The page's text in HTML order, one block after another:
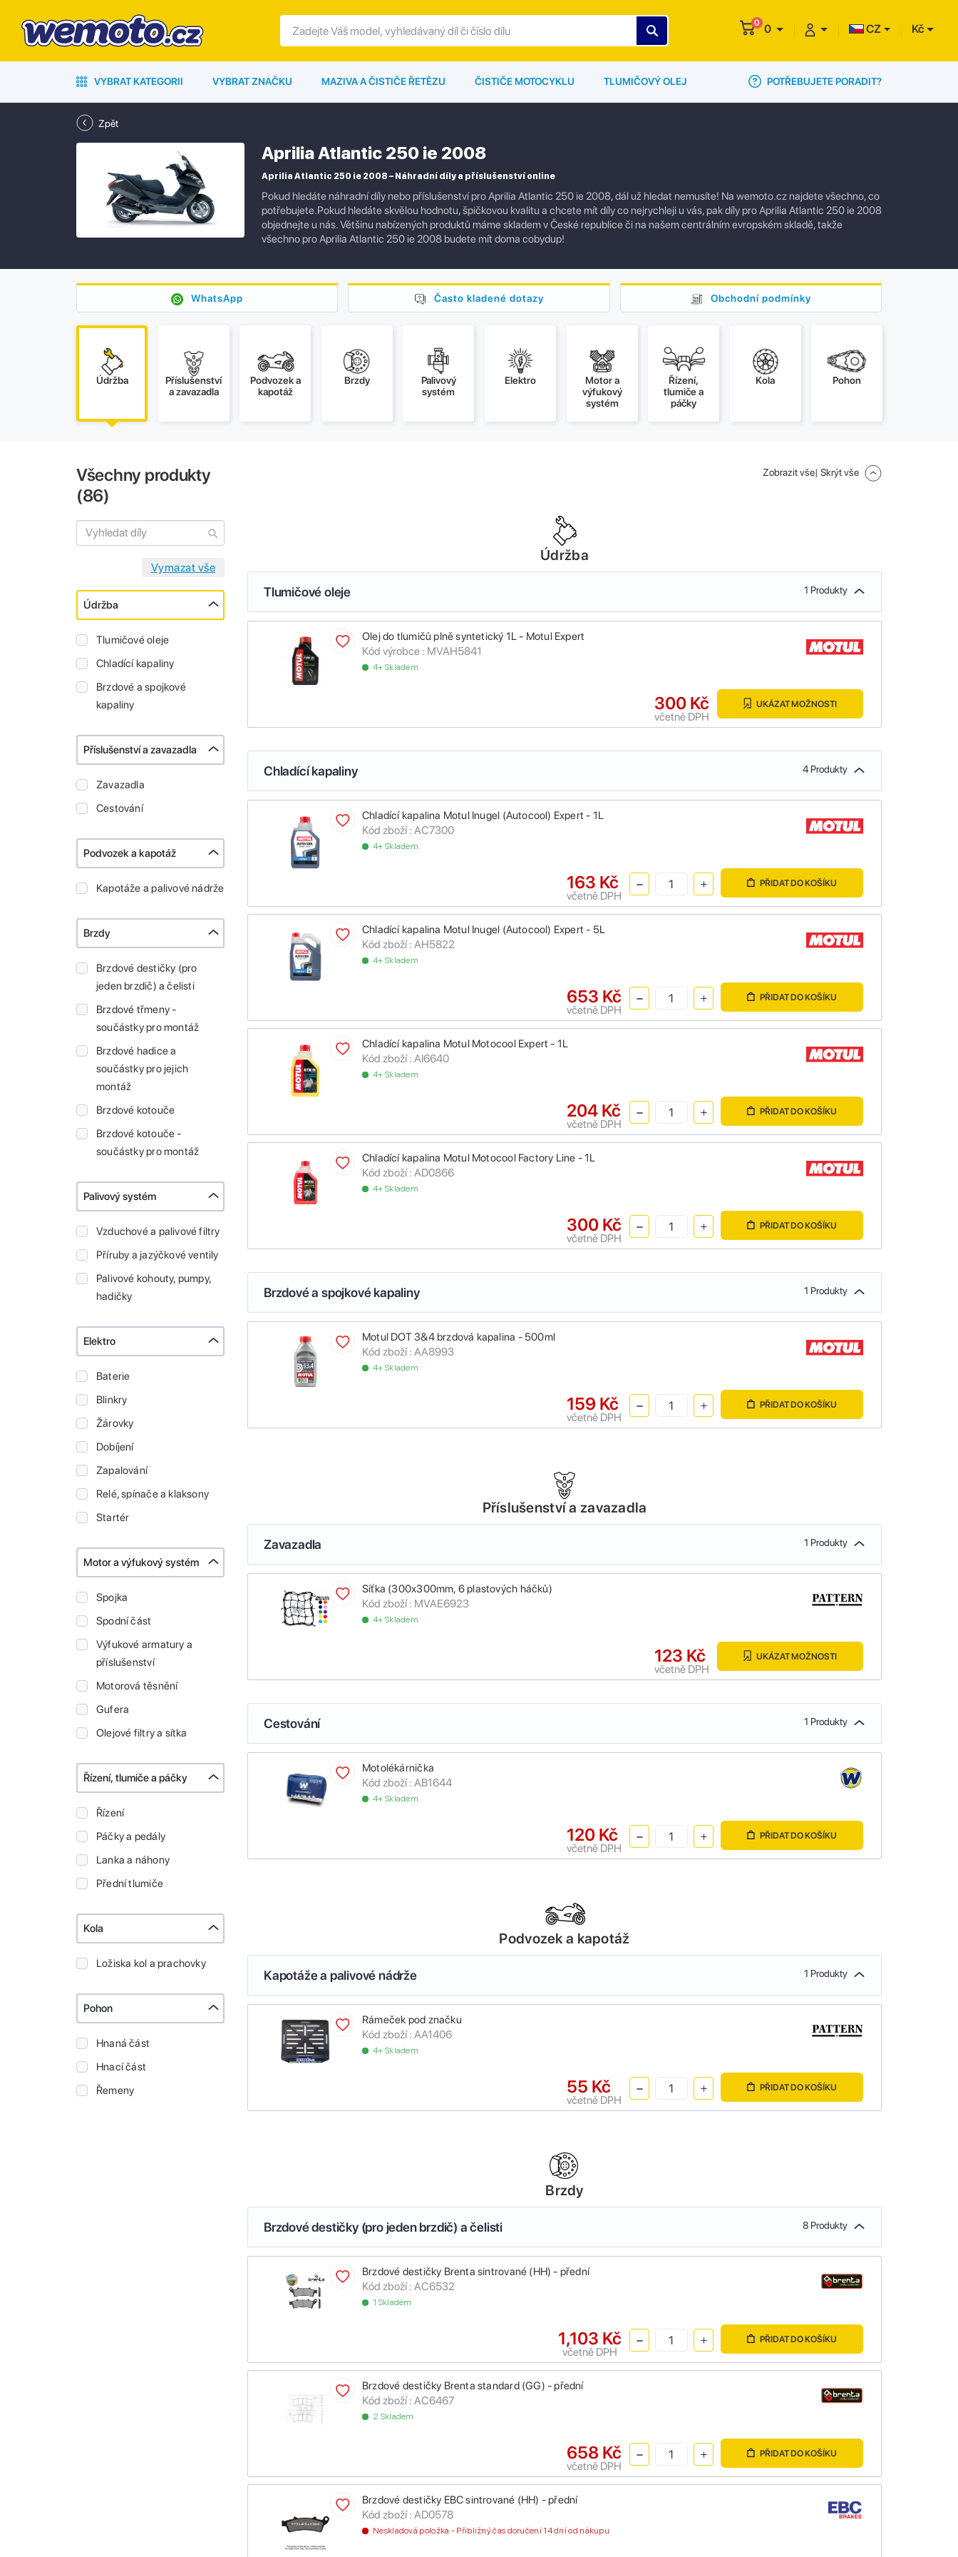
0 0 CZ Kč
VYBRAT KATEGORII VYBRAT ZNAČKU MAZIVA A ČISTIČE ŘETĚZU ČISTIČE MOTOCYKLU TLUMIČOVÝ OLEJ POTŘEBUJETE PORADIT?
Zpět
Aprilia Atlantic 250 ie 2008
Aprilia Atlantic 250 ie 2008 – Náhradní díly a příslušenství online
Pokud hledáte náhradní díly nebo příslušenství pro Aprilia Atlantic 250 ie 2008, dál už hledat nemusíte! Na wemoto.cz najdete všechno, co
potřebujete.Pokud hledáte skvělou hodnotu, špičkovou kvalitu a chcete mít díly co nejrychleji u vás, pak díly pro Aprilia Atlantic 250 ie 2008
objednejte u nás. Většinu nabízených produktů máme skladem v České republice či na našem centrálním evropském skladě, takže
všechno pro Aprilia Atlantic 250 ie 2008 budete mít doma cobydup!
WhatsApp Často kladené dotazy Obchodní podmínky
Údržba
Příslušenství
a zavazadla
Podvozek a
kapotáž
Brzdy
Palivový
systém
Elektro
Motor a
výfukový
systém
Řízení,
tlumiče a
páčky
Kola Pohon
Všechny produkty
(86)
Údržba
Tlumičové oleje
Chladící kapaliny
Brzdové a spojkové
kapaliny
Příslušenství a zavazadla
Zavazadla
Cestování
Podvozek a kapotáž
Kapotáže a palivové nádrže
Brzdy
Brzdové destičky (pro
jeden brzdič) a čelisti
Brzdové třmeny -
součástky pro montáž
Brzdové hadice a
součástky pro jejich
montáž
Brzdové kotouče
Brzdové kotouče -
součástky pro montáž
Palivový systém
Vzduchové a palivové filtry
Příruby a jazýčkové ventily
Palivové kohouty, pumpy,
hadičky
Elektro
Baterie
Blinkry
Žárovky
Dobíjení
Zapalování
Relé, spínače a klaksony
Startér
Motor a výfukový systém
Spojka
Spodní část
Výfukové armatury a
příslušenství
Motorová těsnění
Gufera
Olejové filtry a sítka
Řízení, tlumiče a páčky
Řízení
Páčky a pedály
Lanka a náhony
Přední tlumiče
Kola
Ložiska kol a prachovky
Pohon
Hnaná část
Hnací část
Řemeny
Zobrazit vše| Skrýt vše
Údržba
Tlumičové oleje 1 Produkty
Olej do tlumičů plně syntetický 1L - Motul Expert
Kód výrobce : MVAH5841
4+ Skladem
300 Kč
včetně DPH
UKÁZAT MOŽNOSTI
Chladící kapaliny 4 Produkty
Chladící kapalina Motul Inugel (Autocool) Expert - 1L
Kód zboží : AC7300
4+ Skladem
163 Kč
včetně DPH
PŘIDAT DO KOŠÍKU
Chladící kapalina Motul Inugel (Autocool) Expert - 5L
Kód zboží : AH5822
4+ Skladem
653 Kč
včetně DPH
PŘIDAT DO KOŠÍKU
Chladící kapalina Motul Motocool Expert - 1L
Kód zboží : AI6640
4+ Skladem
204 Kč
včetně DPH
PŘIDAT DO KOŠÍKU
Chladící kapalina Motul Motocool Factory Line - 1L
Kód zboží : AD0866
4+ Skladem
300 Kč
včetně DPH
PŘIDAT DO KOŠÍKU
Brzdové a spojkové kapaliny 1 Produkty
Motul DOT 3&4 brzdová kapalina - 500ml
Kód zboží : AA8993
4+ Skladem
159 Kč
včetně DPH
PŘIDAT DO KOŠÍKU
Příslušenství a zavazadla
Zavazadla 1 Produkty
Síťka (300x300mm, 6 plastových háčků)
Kód zboží : MVAE6923
4+ Skladem
123 Kč
včetně DPH
UKÁZAT MOŽNOSTI
Cestování 1 Produkty
Motolékárnička
Kód zboží : AB1644
4+ Skladem
120 Kč
včetně DPH
PŘIDAT DO KOŠÍKU
Podvozek a kapotáž
Kapotáže a palivové nádrže 1 Produkty
Rámeček pod značku
Kód zboží : AA1406
4+ Skladem
55 Kč
včetně DPH
PŘIDAT DO KOŠÍKU
Brzdy
Brzdové destičky (pro jeden brzdič) a čelisti 8 Produkty
Brzdové destičky Brenta sintrované (HH) - přední
Kód zboží : AC6532
1 Skladem
1,103 Kč
včetně DPH
PŘIDAT DO KOŠÍKU
Brzdové destičky Brenta standard (GG) - přední
Kód zboží : AC6467
2 Skladem
658 Kč
včetně DPH
PŘIDAT DO KOŠÍKU
Brzdové destičky EBC sintrované (HH) - přední
Kód zboží : AD0578
Neskladová položka - Přibližný čas doručení 14 dní od nákupu